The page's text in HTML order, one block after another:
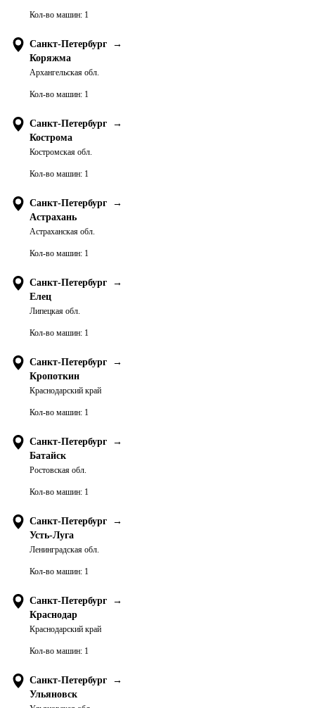
Кол-во машин: 1
Санкт-Петербург
→
Коряжма
Архангельская обл.
Кол-во машин: 1
Санкт-Петербург
→
Кострома
Костромская обл.
Кол-во машин: 1
Санкт-Петербург
→
Астрахань
Астраханская обл.
Кол-во машин: 1
Санкт-Петербург
→
Елец
Липецкая обл.
Кол-во машин: 1
Санкт-Петербург
→
Кропоткин
Краснодарский край
Кол-во машин: 1
Санкт-Петербург
→
Батайск
Ростовская обл.
Кол-во машин: 1
Санкт-Петербург
→
Усть-Луга
Ленинградская обл.
Кол-во машин: 1
Санкт-Петербург
→
Краснодар
Краснодарский край
Кол-во машин: 1
Санкт-Петербург
→
Ульяновск